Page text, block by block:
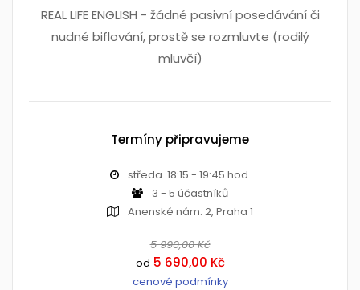
REAL LIFE ENGLISH - žádné pasivní posedávání či
nudné biflování, prostě se rozmluvte (rodilý
mluvčí)
Termíny připravujeme
středa 18:15 - 19:45 hod.
3 - 5 účastníků
Anenské nám. 2, Praha 1
5 990,00 Kč
od 5 690,00 Kč
cenové podmínky